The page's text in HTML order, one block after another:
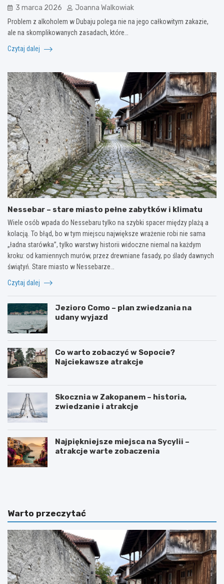
3 marca 2026 Joanna Walkowiak
Problem z alkoholem w Dubaju polega nie na jego całkowitym zakazie,
ale na skomplikowanych zasadach, które…
Czytaj dalej
Nessebar – stare miasto pełne zabytków i klimatu
Wiele osób wpada do Nessebaru tylko na szybki spacer między plażą a
kolacją. To błąd, bo w tym miejscu największe wrażenie robi nie sama
„ładna starówka”, tylko warstwy historii widoczne niemal na każdym
kroku: od kamiennych murów, przez drewniane fasady, po ślady dawnych
świątyń. Stare miasto w Nessebarze…
Czytaj dalej
Jezioro Como – plan zwiedzania na
udany wyjazd
Co warto zobaczyć w Sopocie?
Najciekawsze atrakcje
Skocznia w Zakopanem – historia,
zwiedzanie i atrakcje
Najpiękniejsze miejsca na Sycylii –
atrakcje warte zobaczenia
W
O
w
c
z
e
m
a
p
O
b
o
t
a
n
i
c
z
Warto przeczytać